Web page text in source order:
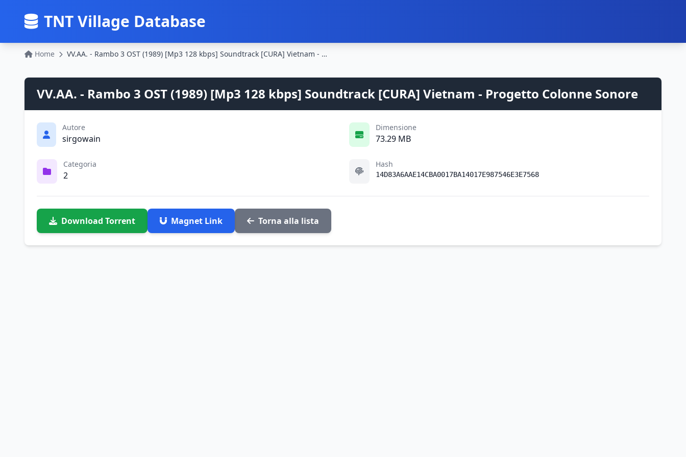
TNT Village Database
Home VV.AA. - Rambo 3 OST (1989) [Mp3 128 kbps] Soundtrack [CURA] Vietnam - Progetto Colonne Sonore
VV.AA. - Rambo 3 OST (1989) [Mp3 128 kbps] Soundtrack [CURA] Vietnam - Progetto Colonne Sonore
Autore
sirgowain
Dimensione
73.29 MB
Categoria
2
Hash
14D83A6AAE14CBA0017BA14017E987546E3E7568
Download Torrent Magnet Link Torna alla lista